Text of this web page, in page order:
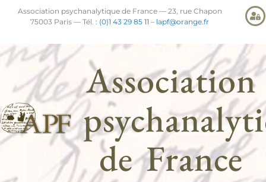
Association psychanalytique de France — 23, rue Chapon
75003 Paris — Tél. : (0)1 43 29 85 11 – lapf@orange.fr
Association
de France